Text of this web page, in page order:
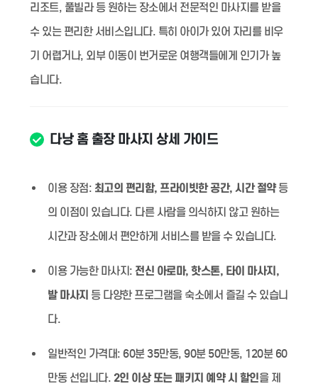
리조트, 풀빌라 등 원하는 장소에서 전문적인 마사지를 받을
수 있는 편리한 서비스입니다. 특히 아이가 있어 자리를 비우
기 어렵거나, 외부 이동이 번거로운 여행객들에게 인기가 높
습니다.
다낭 홈 출장 마사지 상세 가이드
이용 장점: 최고의 편리함, 프라이빗한 공간, 시간 절약등
의 이점이 있습니다. 다른 사람을 의식하지 않고 원하는
시간과 장소에서 편안하게 서비스를 받을 수 있습니다.
이용 가능한 마사지: 전신 아로마, 핫스톤, 타이 마사지,
발 마사지 등 다양한 프로그램을 숙소에서 즐길 수 있습니
다.
일반적인 가격대: 60분 35만동, 90분 50만동, 120분 60
만동 선입니다. 2인 이상 또는 패키지 예약 시 할인을 제